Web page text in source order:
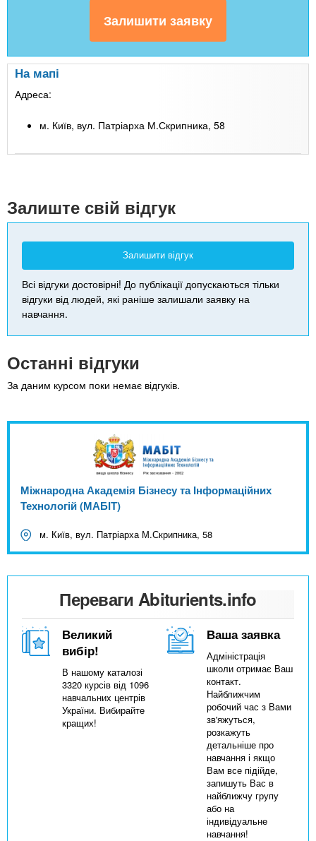
На мапі
Адреса:
м. Київ, вул. Патріарха М.Скрипника, 58
Залиште свій відгук
Залишити відгук
Всі відгуки достовірні! До публікації допускаються тільки
відгуки від людей, які раніше залишали заявку на
навчання.
Останні відгуки
За даним курсом поки немає відгуків.
Міжнародна Академія Бізнесу та Інформаційних
Технологій (МАБІТ)
м. Київ, вул. Патріарха М.Скрипника, 58
Переваги Abiturients.info
Великий
вибір!
В нашому каталозі
3320 курсів від 1096
навчальних центрів
України. Вибирайте
кращих!
Ваша заявка
Адміністрація
школи отримає Ваш
контакт.
Найближчим
робочий час з Вами
зв'яжуться,
розкажуть
детальніше про
навчання і якщо
Вам все підійде,
запишуть Вас в
найближчу групу
або на
індивідуальне
навчання!